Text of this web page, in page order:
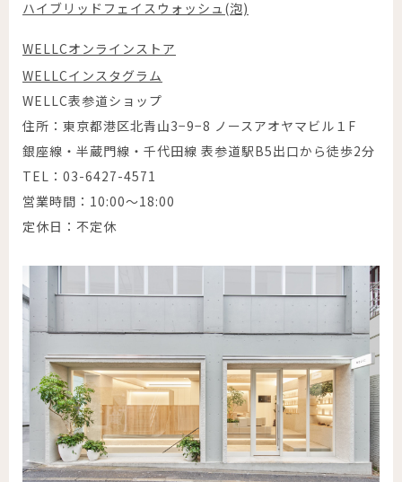
ハイブリッドフェイスウォッシュ(泡)
WELLCオンラインストア
WELLCインスタグラム
WELLC表参道ショップ
住所：東京都港区北青山3−9−8 ノースアオヤマビル１F
銀座線・半蔵門線・千代田線 表参道駅B5出口から徒歩2分
TEL：03-6427-4571
営業時間：10:00～18:00
定休日：不定休